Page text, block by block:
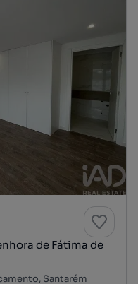
de Fátima de
Santarém